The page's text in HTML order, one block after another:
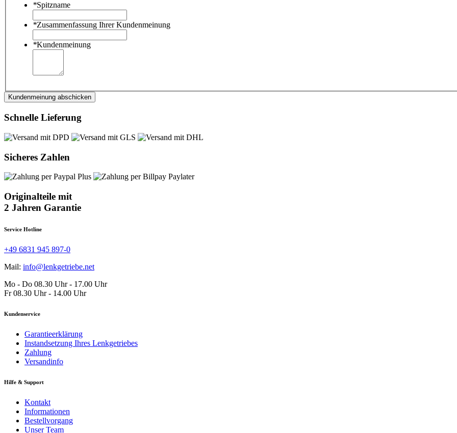
*Spitzname
*Zusammenfassung Ihrer Kundenmeinung
*Kundenmeinung
Kundenmeinung abschicken
Schnelle Lieferung
Sicheres Zahlen
Originalteile mit
2 Jahren Garantie
Service Hotline
+49 6831 945 897-0
Mail: info@lenkgetriebe.net
Mo - Do 08.30 Uhr - 17.00 Uhr
Fr 08.30 Uhr - 14.00 Uhr
Kundenservice
Garantieerklärung
Instandsetzung Ihres Lenkgetriebes
Zahlung
Versandinfo
Hilfe & Support
Kontakt
Informationen
Bestellvorgang
Unser Team